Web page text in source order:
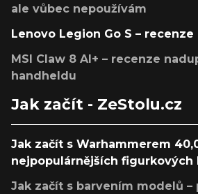
ale vůbec nepoužívám
Lenovo Legion Go S –
MSI Claw 8 AI+ – recenze
handheldu
Jak začít - ZeStolu.cz
Jak začít s Warhammerem
nejpopulárnějších figurkových
Jak začít s barvením modelů –